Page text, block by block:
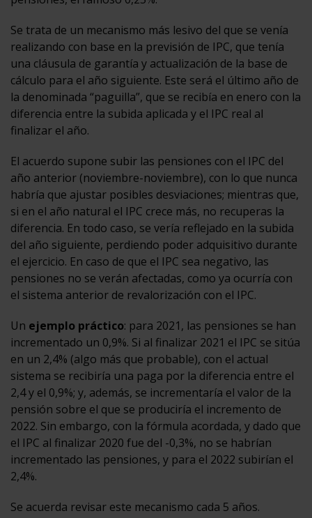
Se trata de un mecanismo más lesivo del que se venía
realizando con base en la previsión de IPC, que tenía
una cláusula de garantía y actualización de la base de
cálculo para el año siguiente. Este será el último año de
la denominada “paguilla”, que se recibía en enero con la
diferencia entre la subida aplicada y el IPC real al
finalizar el año.
El acuerdo supone subir las pensiones con el IPC del
año anterior (noviembre-noviembre), con lo que nunca
habría que ajustar posibles desviaciones; mientras que,
si en el año natural el IPC crece más, no recuperas la
diferencia. En todo caso, se vería reflejado en la subida
del año siguiente, perdiendo poder adquisitivo durante
el ejercicio. En caso de que el IPC sea negativo, las
pensiones no se verán afectadas, como ya ocurría con
el sistema anterior de revalorización con el IPC.
Un ejemplo práctico: para 2021, las pensiones se han
incrementado un 0,9%. Si al finalizar 2021 el IPC se sitúa
en un 2,4% (algo más que probable), con el actual
sistema se recibiría una paga por la diferencia entre el
2,4 y el 0,9%; y, además, se incrementaría el valor de la
pensión sobre el que se produciría el incremento de
2022. Sin embargo, con la fórmula acordada, y dado que
el IPC al finalizar 2020 fue del -0,3%, no se habrían
incrementado las pensiones, y para el 2022 subirían el
2,4%.
Se acuerda revisar este mecanismo cada 5 años.